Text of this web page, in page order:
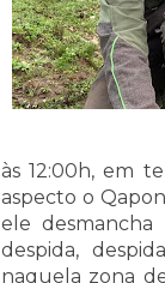
às 12:00h, em
aspecto o
ele
despida,
naquela zona